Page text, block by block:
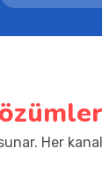
Her